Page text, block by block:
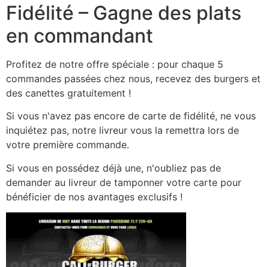
Fidélité – Gagne des plats
en commandant
Profitez de notre offre spéciale : pour chaque 5
commandes passées chez nous, recevez des burgers et
des canettes gratuitement !
Si vous n'avez pas encore de carte de fidélité, ne vous
inquiétez pas, notre livreur vous la remettra lors de
votre première commande.
Si vous en possédez déjà une, n'oubliez pas de
demander au livreur de tamponner votre carte pour
bénéficier de nos avantages exclusifs !